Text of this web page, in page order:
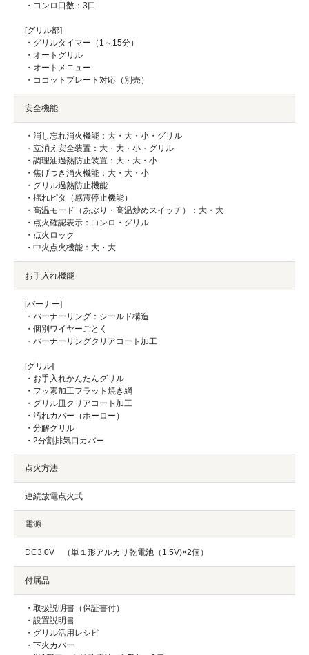
・コンロ口数：3口
[グリル部]
・グリルタイマー（1～15分）
・オートグリル
・オートメニュー
・ココットプレート対応（別売）
安全機能
・消し忘れ消火機能：大・大・小・グリル
・立消え安全装置：大・大・小・グリル
・調理油過熱防止装置：大・大・小
・焦げつき消火機能：大・大・小
・グリル過熱防止機能
・揺れピタ（感震停止機能）
・高温モード（あぶり・高温炒めスイッチ）：大・大
・点火確認表示：コンロ・グリル
・点火ロック
・中火点火機能：大・大
お手入れ機能
[バーナー]
・バーナーリング：シールド構造
・個別ワイヤーごとく
・バーナーリングクリアコート加工
[グリル]
・お手入れかんたんグリル
・フッ素加工フラット焼き網
・グリル皿クリアコート加工
・汚れカバー（ホーロー）
・分解グリル
・2分割排気口カバー
点火方法
連続放電点火式
電源
DC3.0V （単１形アルカリ乾電池（1.5V)×2個）
付属品
・取扱説明書（保証書付）
・設置説明書
・グリル活用レシピ
・下火カバー